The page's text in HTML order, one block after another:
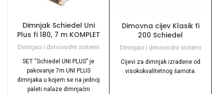
Dimnjak Schiedel Uni
Plus fi 180, 7 m KOMPLET
Dimnjaci i dimovodni sistemi
SET “Schiedel UNI PLUS” je
pakovanje 7m UNI PLUS
dimnjaka u kojem se na jednoj
paleti nalaze dimnjačni
Dimovna cijev Klasik fi
200 Schiedel
Dimnjaci i dimovodni sistemi
Cijevi za dimnjak izrađene od
visokokvalitetnog šamota.